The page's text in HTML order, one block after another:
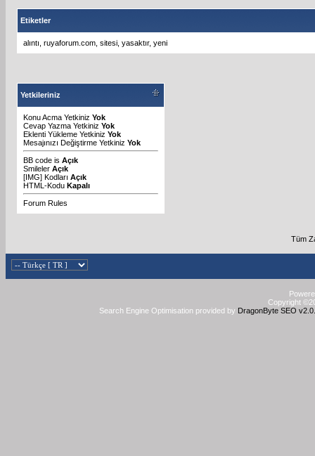
Etiketler
alıntı ruyaforum.com sitesi yasaktır, yeni
Yetkileriniz
Konu Acma Yetkiniz Yok
Cevap Yazma Yetkiniz Yok
Eklenti Yükleme Yetkiniz Yok
Mesajınızı Değiştirme Yetkiniz Yok
BB code is Açık
Smileler Açık
[IMG] Kodları Açık
HTML-Kodu Kapalı
Forum Rules
Tüm
Copyright
Search Engine Optimisation provided by DragonByte SEO